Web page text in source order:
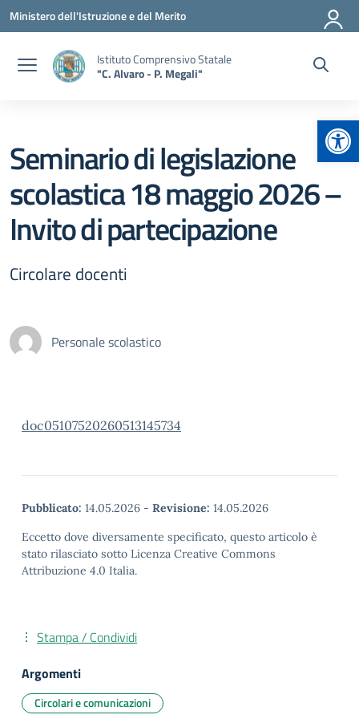
Vai ai contenuti
Vai al menu di navigazione
Vai al footer
Ministero dell'Istruzione e del Merito
Istituto Comprensivo Statale
"C. Alvaro - P. Megali"
Seminario di legislazione
scolastica 18 maggio 2026 –
Invito di partecipazione
Circolare docenti
Personale scolastico
doc05107520260513145734
Pubblicato: 14.05.2026 - Revisione: 14.05.2026
Eccetto dove diversamente specificato, questo articolo è
stato rilasciato sotto Licenza Creative Commons
Attribuzione 4.0 Italia.
Stampa / Condividi
Argomenti
Circolari e comunicazioni